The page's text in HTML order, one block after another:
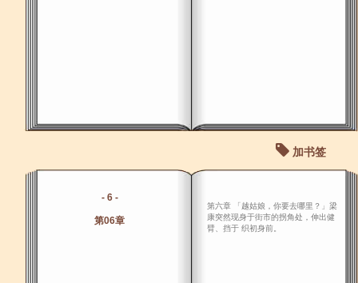
加书签
- 6 -
第06章
第六章 「越姑娘，你要去哪里？」梁
康突然现身于街市的拐角处，伸出健
臂、挡于 织初身前。